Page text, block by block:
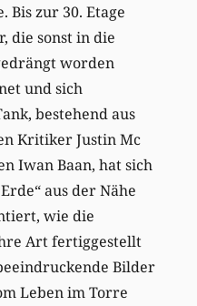
Bis zur 30. Etage
die sonst in die
worden
und sich
bestehend aus
Kritiker Justin Mc
Iwan Baan, hat sich
aus der Nähe
wie die
Art fertiggestellt
Bilder
Leben im Torre